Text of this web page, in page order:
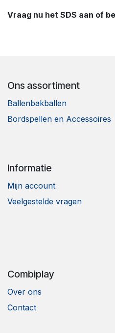
Vraag nu het SDS aan of
Ons assortiment
Ballenbakballen
Bordspellen en Accessoires
Informatie
Mijn account
Veelgestelde vragen
Combiplay
Over ons
Contact